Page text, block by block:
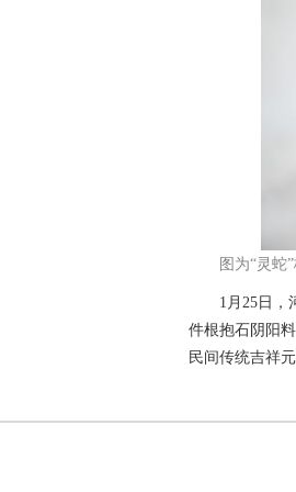
图为“灵蛇
1月25日，河
件根抱石阴阳
民间传统吉祥